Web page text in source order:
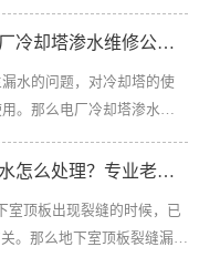
密封剂明显损坏的地方和下
，使用人工剔除水池内墙
个水池墙面的渗水点和混
查水池内池墙和池底的渗
部渗漏处采用直接钻孔的
江苏堵漏公司之电厂冷却塔堵漏【电厂冷却塔渗水维修公司电话】
水的问题，对冷却塔的使
。那么电厂冷却塔渗水怎
面详细介绍。 电厂冷却塔
见的有高压注浆堵漏技
浆堵漏技术，因地制宜的
常州堵漏公司说说地下室顶板裂缝漏水怎么处理？专业老师傅
室顶板出现裂缝的时候，已
。那么地下室顶板裂缝漏水